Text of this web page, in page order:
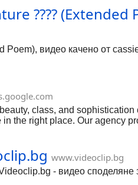
????
видео качено от
class, and
the right place. Our agency
www.videoclip.bg
- видео споделяне